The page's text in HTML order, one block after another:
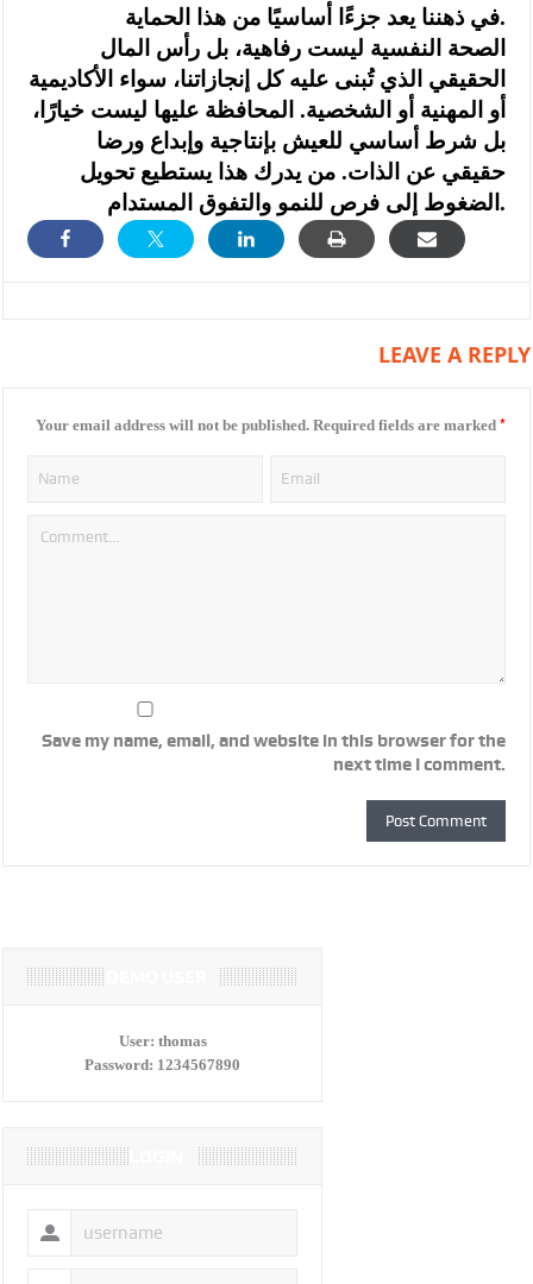
في ذهننا يعد جزءًا أساسيًا من هذا الحماية.
الصحة النفسية ليست رفاهية، بل رأس المال
الحقيقي الذي تُبنى عليه كل إنجازاتنا، سواء الأكاديمية
أو المهنية أو الشخصية. المحافظة عليها ليست خيارًا،
بل شرط أساسي للعيش بإنتاجية وإبداع ورضا
حقيقي عن الذات. من يدرك هذا يستطيع تحويل
الضغوط إلى فرص للنمو والتفوق المستدام.
LEAVE A REPLY
Your email address will not be published. Required fields are marked *
Save my name, email, and website in this browser for the
next time I comment.
User: thomas
Password: 1234567890